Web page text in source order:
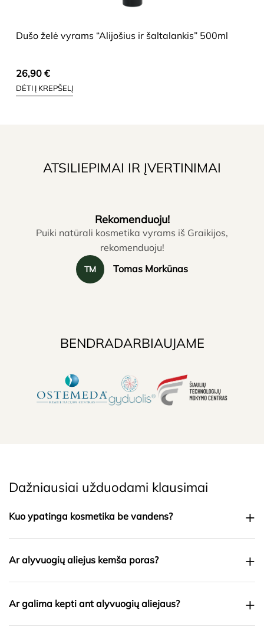
Dušo želė vyrams “Alijošius ir šaltalankis” 500ml
26,90 €
DĖTI Į KREPŠELĮ
ATSILIEPIMAI IR ĮVERTINIMAI
Rekomenduoju!
Puiki natūrali kosmetika vyrams iš Graikijos,
rekomenduoju!
Tomas Morkūnas
BENDRADARBIAUJAME
Dažniausiai užduodami klausimai
Kuo ypatinga kosmetika be vandens? +
Ar alyvuogių aliejus kemša poras? +
Ar galima kepti ant alyvuogių aliejaus? +